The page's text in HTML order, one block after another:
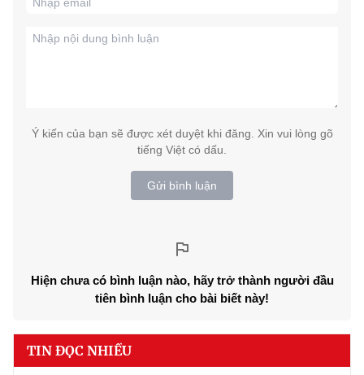
Ý kiến của bạn sẽ được xét duyệt khi đăng. Xin vui lòng gõ
tiếng Việt có dấu.
Gửi bình luận
Hiện chưa có bình luận nào, hãy trở thành người đầu
tiên bình luận cho bài biết này!
TIN ĐỌC NHIỀU